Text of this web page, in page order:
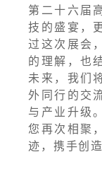
第二十六届
技的盛宴，
过这次展会
的理解，也
未来，我们
外同行的交
与产业升级
您再次相聚
迹，携手创